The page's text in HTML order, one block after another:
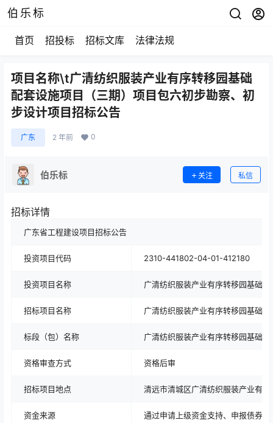
伯乐标
首页 招投标 招标文库 法律法规
项目名称\t广清纺织服装产业有序转移园基础
配套设施项目（三期）项目包六初步勘察、初
步设计项目招标公告
广东 2 年前 0
伯乐标 关注 私信
招标详情
广东省工程建设项目招标公告
投资项目代码 2310-441802-04-01-412180
投资项目名称 广清纺织服装产业有序转移园基础
招标项目名称 广清纺织服装产业有序转移园基础
标段（包）名称 广清纺织服装产业有序转移园基础
资格审查方式 资格后审
招标项目地点 清远市清城区广清纺织服装产业有序
资金来源 通过申请上级资金支持、申报债券